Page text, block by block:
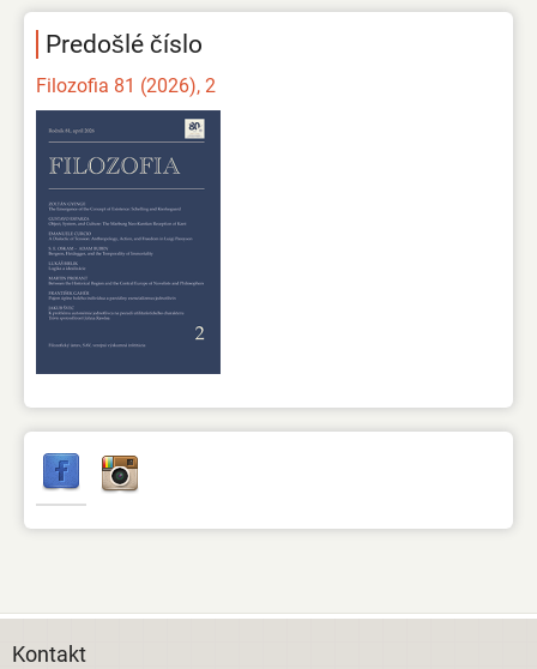
Predošlé číslo
Filozofia 81 (2026), 2
Kontakt